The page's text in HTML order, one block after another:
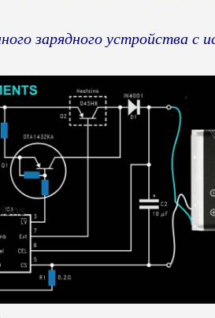
зарядного устройства с